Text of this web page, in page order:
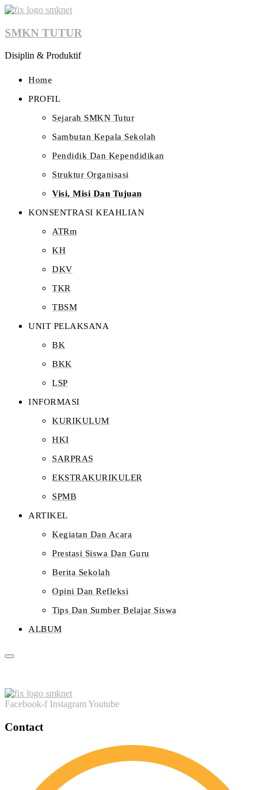
SMKN TUTUR
Disiplin & Produktif
Home
PROFIL
Sejarah SMKN Tutur
Sambutan Kepala Sekolah
Pendidik Dan Kependidikan
Struktur Organisasi
Visi, Misi Dan Tujuan
KONSENTRASI KEAHLIAN
ATRm
KH
DKV
TKR
TBSM
UNIT PELAKSANA
BK
BKK
LSP
INFORMASI
KURIKULUM
HKI
SARPRAS
EKSTRAKURIKULER
SPMB
ARTIKEL
Kegiatan Dan Acara
Prestasi Siswa Dan Guru
Berita Sekolah
Opini Dan Refleksi
Tips Dan Sumber Belajar Siswa
ALBUM
Facebook-f InstagramYoutube
Contact